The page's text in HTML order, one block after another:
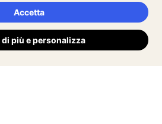
più e personalizza
Accetta